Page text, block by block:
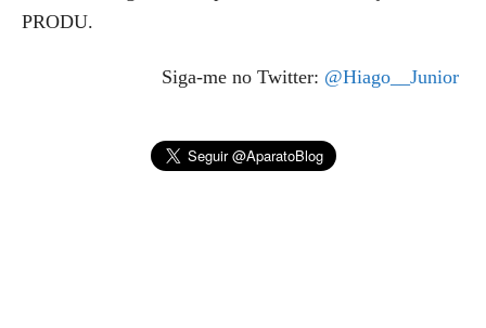
PRODU.
Siga-me no Twitter: @Hiago__Junior